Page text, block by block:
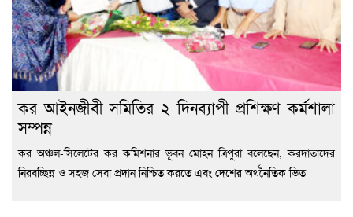
কর আইনজীবী সমিতির ২ দিনব্যাপী প্রশিক্ষণ কর্মশালা
সম্পন্ন
কর অঞ্চল-সিলেটের কর কমিশনার ভূবন মোহন ত্রিপুরা বলেছেন, করদাতাদের
নিরবচ্ছিন্ন ও সহজ সেবা প্রদান নিশ্চিত করতে এবং দেশের অর্থনৈতিক ভিত